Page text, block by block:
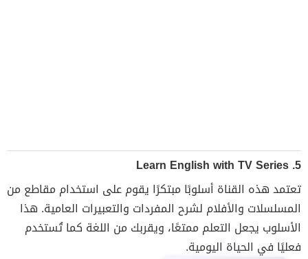
5.
Learn English with TV Series
تعتمد هذه القناة أسلوبًا مبتكرًا يقوم على استخدام مقاطع من
المسلسلات والأفلام لشرح المفردات والتعبيرات العامية. هذا
الأسلوب يجعل التعلم ممتعًا، ويقربك من اللغة كما تُستخدم
فعليًا في الحياة اليومية.